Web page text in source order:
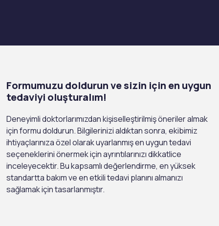
Formumuzu doldurun ve sizin için en uygun
tedaviyi oluşturalım!
Deneyimli doktorlarımızdan kişiselleştirilmiş öneriler almak
için formu doldurun. Bilgilerinizi aldıktan sonra, ekibimiz
ihtiyaçlarınıza özel olarak uyarlanmış en uygun tedavi
seçeneklerini önermek için ayrıntılarınızı dikkatlice
inceleyecektir. Bu kapsamlı değerlendirme, en yüksek
standartta bakım ve en etkili tedavi planını almanızı
sağlamak için tasarlanmıştır.